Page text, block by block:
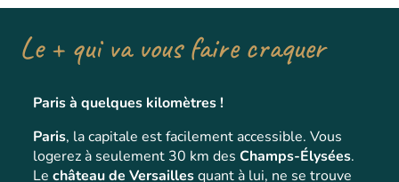
Le + qui va vous faire craquer
Paris à quelques kilomètres !
Paris, la capitale est facilement accessible. Vous
logerez à seulement 30 km desChamps-Élysées.
Lechâteau de Versaillesquant à lui, ne se trouve